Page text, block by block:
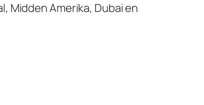
Midden Amerika, Dubai en